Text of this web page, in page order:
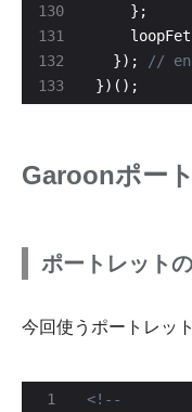
130
131
133
  });
})();
Garoonポー
ポートレット
今回使うポートレッ
1